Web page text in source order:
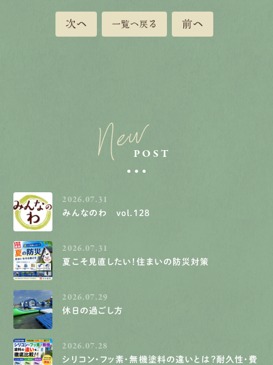
次へ 一覧へ戻る 前へ
NewPOST
2026.07.31
みんなのわ vol.128
2026.07.31
夏こそ見直したい！住まいの防災対策
2026.07.29
休日の過ごし方
2026.07.28
シリコン・フッ素・無機塗料の違いとは？耐久性・費